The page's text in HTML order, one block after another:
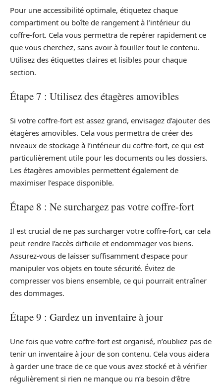
Pour une accessibilité optimale, étiquetez chaque
compartiment ou boîte de rangement à l’intérieur du
coffre-fort. Cela vous permettra de repérer rapidement ce
que vous cherchez, sans avoir à fouiller tout le contenu.
Utilisez des étiquettes claires et lisibles pour chaque
section.
Étape 7 : Utilisez des étagères amovibles
Si votre coffre-fort est assez grand, envisagez d’ajouter des
étagères amovibles. Cela vous permettra de créer des
niveaux de stockage à l’intérieur du coffre-fort, ce qui est
particulièrement utile pour les documents ou les dossiers.
Les étagères amovibles permettent également de
maximiser l’espace disponible.
Étape 8 : Ne surchargez pas votre coffre-fort
Il est crucial de ne pas surcharger votre coffre-fort, car cela
peut rendre l’accès difficile et endommager vos biens.
Assurez-vous de laisser suffisamment d’espace pour
manipuler vos objets en toute sécurité. Évitez de
compresser vos biens ensemble, ce qui pourrait entraîner
des dommages.
Étape 9 : Gardez un inventaire à jour
Une fois que votre coffre-fort est organisé, n’oubliez pas de
tenir un inventaire à jour de son contenu. Cela vous aidera
à garder une trace de ce que vous avez stocké et à vérifier
régulièrement si rien ne manque ou n’a besoin d’être